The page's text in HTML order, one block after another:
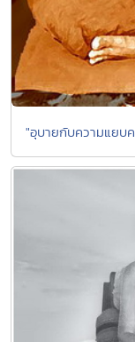
"อุบายกับความแยบ